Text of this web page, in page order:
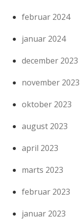
februar 2024
januar 2024
december 2023
november 2023
oktober 2023
august 2023
april 2023
marts 2023
februar 2023
januar 2023